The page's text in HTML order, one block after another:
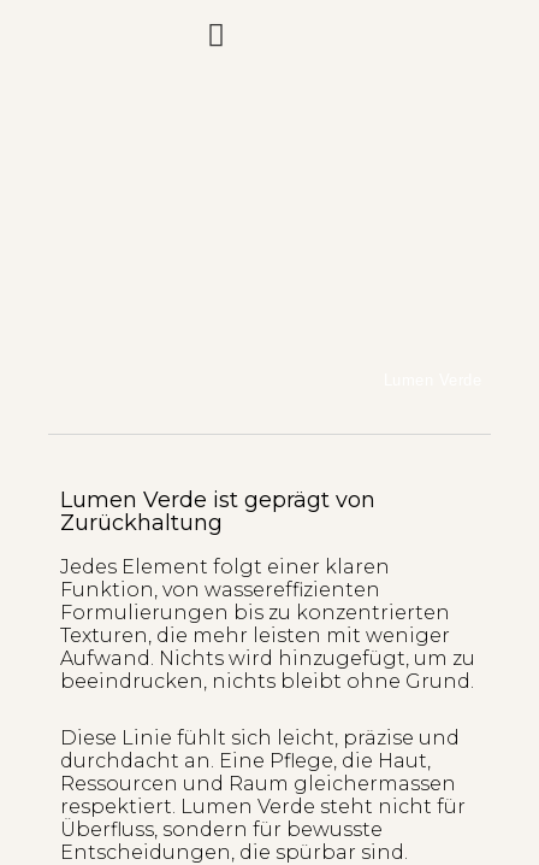
Lumen Verde ist geprägt von
Zurückhaltung
Jedes Element folgt einer klaren
Funktion, von wassereffizienten
Formulierungen bis zu konzentrierten
Texturen, die mehr leisten mit weniger
Aufwand. Nichts wird hinzugefügt, um zu
beeindrucken, nichts bleibt ohne Grund.
Diese Linie fühlt sich leicht, präzise und
durchdacht an. Eine Pflege, die Haut,
Ressourcen und Raum gleichermassen
respektiert. Lumen Verde steht nicht für
Überfluss, sondern für bewusste
Entscheidungen, die spürbar sind.